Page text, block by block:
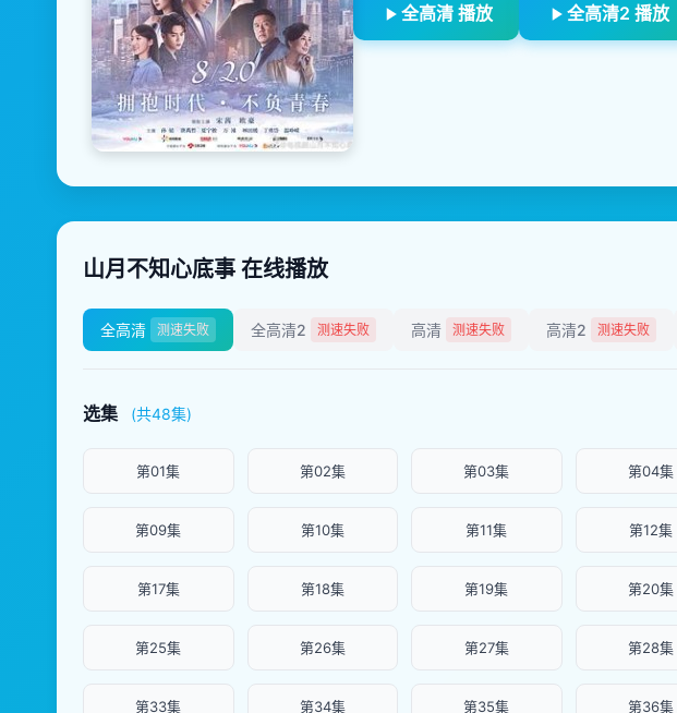
全高清 播放 全高清2 播放
山月不知心底事 在线播放
全高清 测速失败 全高清2 测速失败 高清 测速失败 高清2 测速失败
选集 (共48集)
第01集 第02集 第03集 第04集
第09集 第10集 第11集 第12集
第17集 第18集 第19集 第20集
第25集 第26集 第27集 第28集
第33集 第34集 第35集 第36集